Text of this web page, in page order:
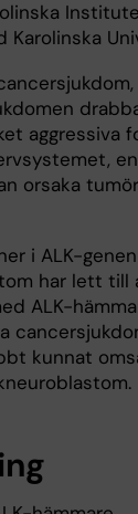
Karolinska
aggressiva
orsaka
i ALK-
har lett till
ALK-
kunnat